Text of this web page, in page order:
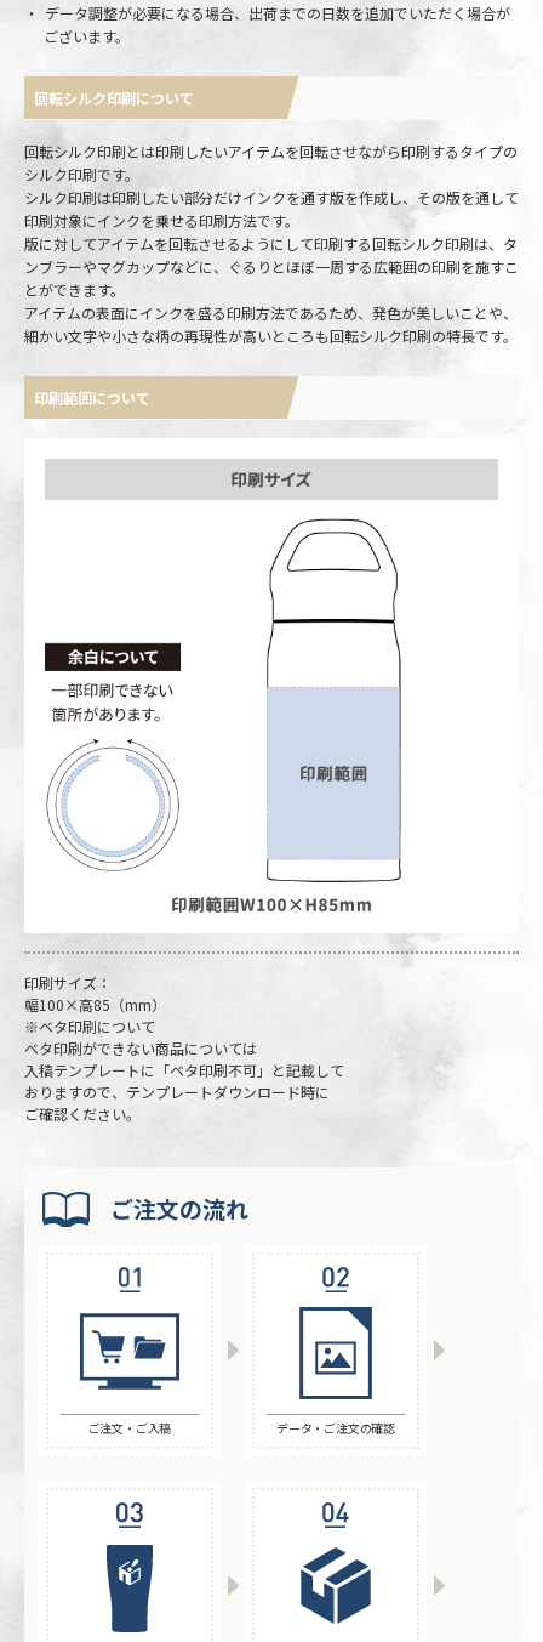
データ調整が必要になる場合、出荷までの日数を追加でいただく場合が
ございます。
回転シルク印刷について
回転シルク印刷とは印刷したいアイテムを回転させながら印刷するタイプの
シルク印刷です。
シルク印刷は印刷したい部分だけインクを通す版を作成し、その版を通して
印刷対象にインクを乗せる印刷方法です。
版に対してアイテムを回転させるようにして印刷する回転シルク印刷は、タ
ンブラーやマグカップなどに、ぐるりとほぼ一周する広範囲の印刷を施すこ
とができます。
アイテムの表面にインクを盛る印刷方法であるため、発色が美しいことや、
細かい文字や小さな柄の再現性が高いところも回転シルク印刷の特長です。
印刷範囲について
印刷サイズ：
幅100×高85（mm）
※ベタ印刷について
ベタ印刷ができない商品については
入稿テンプレートに「ベタ印刷不可」と記載して
おりますので、テンプレートダウンロード時に
ご確認ください。
ご注文の流れ
ご注文・ご入稿 データ・ご注文の確認